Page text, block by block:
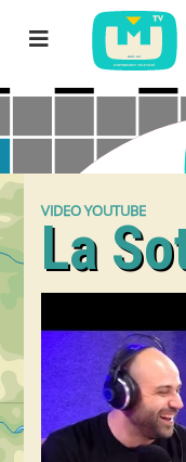
VIDEO YOUTUBE
La